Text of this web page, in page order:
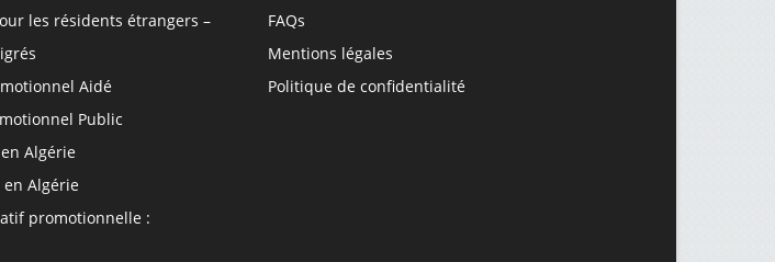
les résidents étrangers –
Aidé
Public
Algérie
en Algérie
promotionnelle :
FAQs
Mentions légales
Politique de confidentialité